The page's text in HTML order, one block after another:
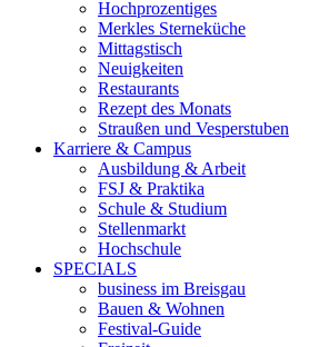
Hochprozentiges
Merkles Sterneküche
Mittagstisch
Neuigkeiten
Restaurants
Rezept des Monats
Straußen und Vesperstuben
Karriere & Campus
Ausbildung & Arbeit
FSJ & Praktika
Schule & Studium
Stellenmarkt
Hochschule
SPECIALS
business im Breisgau
Bauen & Wohnen
Festival-Guide